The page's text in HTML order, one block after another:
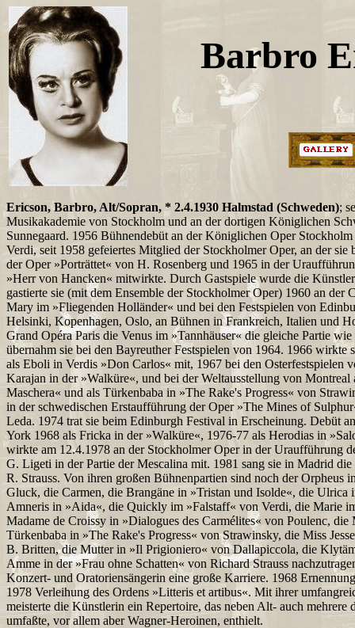
Barbro
Ericson, Barbro, Alt/Sopran, * 2.4.1930 Halmstad (Schweden);
Musikakademie von Stockholm und an der dortigen Königlichen
Sunnegaard. 1956 Bühnendebüt an der Königlichen Oper
Verdi, seit 1958 gefeiertes Mitglied der Stockholmer Oper, an der
der Oper »Porträttet« von H. Rosenberg und 1965 in der
»Herr von Hancken« mitwirkte. Durch Gastspiele wurde die
gastierte sie (mit dem Ensemble der Stockholmer Oper) 1960 an der
Mary im »Fliegenden Holländer« und bei den Festspielen von
Helsinki, Kopenhagen, Oslo, an Bühnen in Frankreich, Italien und
Grand Opéra Paris die Venus im »Tannhäuser« die gleiche Partie
übernahm sie bei den Bayreuther Festspielen von 1964. 1966 wirkte
als Eboli in Verdis »Don Carlos« mit, 1967 bei den Osterfestspielen
Karajan in der »Walküre«, und bei der Weltausstellung von
Maschera« und als Türkenbaba in »The Rake's Progress« von
in der schwedischen Erstaufführung der Oper »The Mines of
Leda. 1974 trat sie beim Edinburgh Festival in Erscheinung. Debüt
York 1968 als Fricka in der »Walküre«, 1976-77 als Herodias in
wirkte am 12.4.1978 an der Stockholmer Oper in der Uraufführung
G. Ligeti in der Partie der Mescalina mit. 1981 sang sie in Madrid
R. Strauss. Von ihren großen Bühnenpartien sind noch der Orpheus
Gluck, die Carmen, die Brangäne in »Tristan und Isolde«, die Ulrica
Amneris in »Aida«, die Quickly im »Falstaff« von Verdi, die Marie
Madame de Croissy in »Dialogues des Carmélites« von Poulenc,
Türkenbaba in »The Rake's Progress« von Strawinsky, die Miss
B. Britten, die Mutter in »Il Prigioniero« von Dallapiccola, die
Amme in der »Frau ohne Schatten« von Richard Strauss
Konzert- und Oratoriensängerin eine große Karriere. 1968
1978 Verleihung des Ordens »Litteris et artibus«. Mit ihrer
meisterte die Künstlerin ein Repertoire, das neben Alt- auch mehrere
umfaßte, vor allem aber Wagner-Heroinen, enthielt.